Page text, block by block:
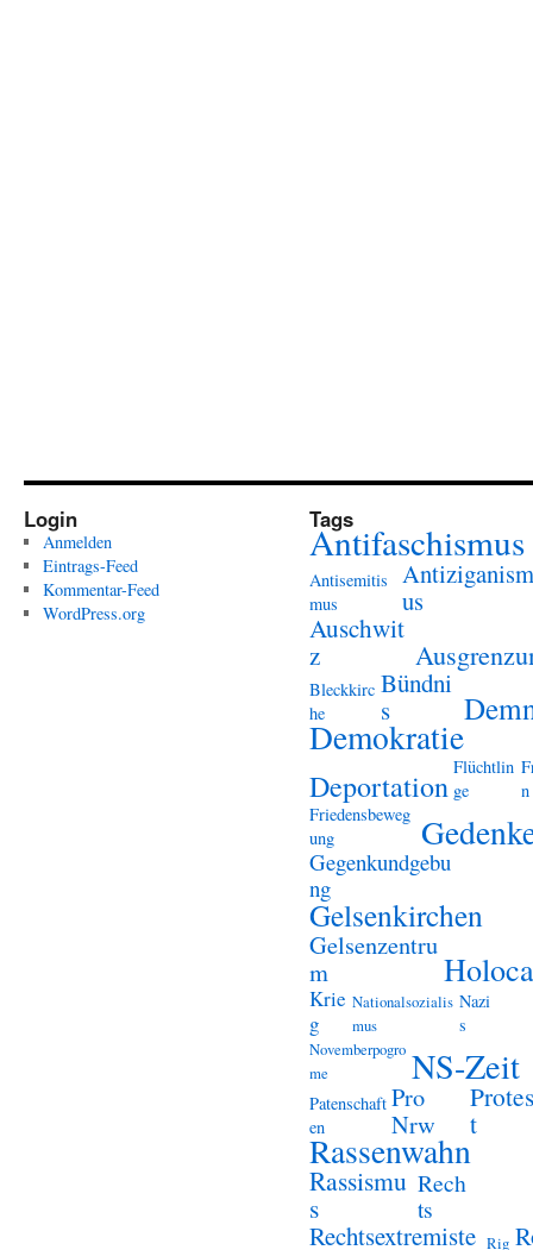
Login
Anmelden
Eintrags-Feed
Kommentar-Feed
WordPress.org
Tags
Antifaschismus
Antisemitis
mus
Antiziganism
us
Auschwit
z
Bleckkirc
he
Bündni
s
Demokratie
Deportation
Flüchtlin
ge
n
Friedensbeweg
ung
Gegenkundgebu
ng
Gelsenkirchen
Gelsenzentru
m
Krie
g
Nationalsozialis
mus
Nazi
s
Novemberpogro
me
NS-Zeit
Patenschaft
en
Pro
Nrw
Protes
t
Rassenwahn
Rassismu
s
Rech
ts
Rechtsextremiste Rig